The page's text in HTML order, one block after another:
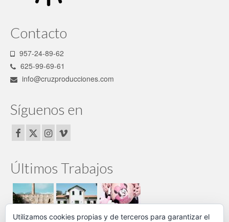
Contacto
957-24-89-62
625-99-69-61
info@cruzproducciones.com
Síguenos en
Últimos Trabajos
Utilizamos cookies propias y de terceros para garantizar el